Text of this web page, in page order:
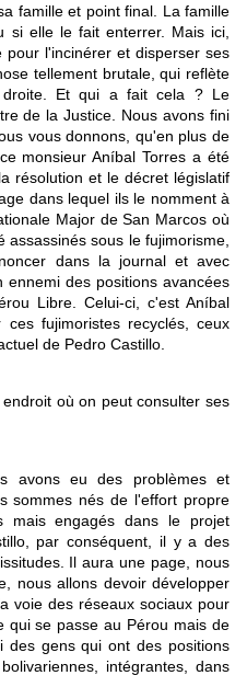
famille et point final. La famille
elle le fait enterrer. Mais ici,
l'incinérer et disperser ses
tellement brutale, qui reflète
droite. Et qui a fait cela ? Le
de la Justice. Nous avons fini
vous donnons, qu'en plus de
monsieur Aníbal Torres a été
résolution et le décret législatif
dans lequel ils le nomment à
Major de San Marcos où
sous le fujimorisme,
dans la journal et avec
des positions avancées
Libre. Celui-ci, c'est Aníbal
ces fujimoristes recyclés, ceux
de Pedro Castillo.
où on peut consulter ses
avons eu des problèmes et
sommes nés de l'effort propre
mais engagés dans le projet
par conséquent, il y a des
Il aura une page, nous
nous allons devoir développer
voie des réseaux sociaux pour
qui se passe au Pérou mais de
des gens qui ont des positions
intégrantes, dans